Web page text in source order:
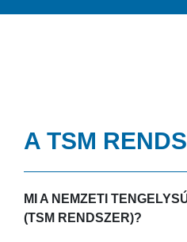
A TSM
MI A NEMZETI
(TSM RENDSZER)?